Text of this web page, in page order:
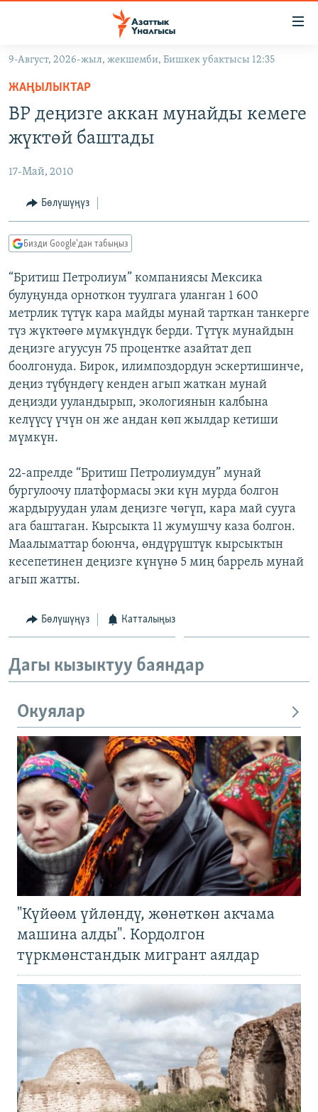
Навигацияга
өтүңүз
Издөөгө
салыңыз
ЭКОНОМИКА
МАДАНИЯТ
ДҮЙНӨ
БОРБОР АЗИЯ
УКРАИНА
АТАЙЫН ИЛИКТӨӨ
ТВ ПРОГРАММАЛАР
ЭКСПЕРТТЕР ТАЛДАЙТ
БИЗ ЖАНА ДҮЙНӨ
ДАНИСТЕ
ЭЖЕ-СИҢДИЛЕР
АЗАТТЫК+
ЫҢГАЙСЫЗ СУРООЛОР
ӨЗГӨЧӨ ПИКИР
Русский
ОНЛАЙН ШЕРИНЕ
ЭЕ/АРнун бардык сайттары
9-Август, 2026-жыл, жекшемби, Бишкек убактысы 12:35
ЖАҢЫЛЫКТАР
BP деңизге аккан мунайды кемеге
жүктөй баштады
17-Май, 2010
Бөлүшүңүз
Бизди Google'дан табыңыз
“Бритиш Петролиум” компаниясы Мексика
булуңунда орноткон туулгага уланган 1 600
метрлик түтүк кара майды мунай тарткан танкерге
түз жүктөөгө мүмкүндүк берди. Түтүк мунайдын
деңизге агуусун 75 процентке азайтат деп
боолгонуда. Бирок, илимпоздордун эскертишинче,
деңиз түбүндөгү кенден агып жаткан мунай
деңизди ууландырып, экологиянын калбына
келүүсү үчүн он же андан көп жылдар кетиши
мүмкүн.
22-апрелде “Бритиш Петролиумдун” мунай
бургулоочу платформасы эки күн мурда болгон
жардыруудан улам деңизге чөгүп, кара май сууга
ага баштаган. Кырсыкта 11 жумушчу каза болгон.
Маалыматтар боюнча, өндүрүштүк кырсыктын
кесепетинен деңизге күнүнө 5 миң баррель мунай
агып жатты.
Бөлүшүңүз Катталыңыз
Дагы кызыктуу баяндар
Окуялар
"Күйөөм үйлөндү, жөнөткөн акчама
машина алды". Кордолгон
түркмөнстандык мигрант аялдар